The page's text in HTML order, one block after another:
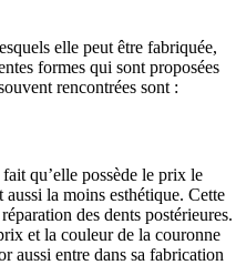
elle peut être fabriquée,
formes qui sont proposées
rencontrées sont :
qu’elle possède le prix le
la moins esthétique. Cette
des dents postérieures.
et la couleur de la couronne
aussi entre dans sa fabrication